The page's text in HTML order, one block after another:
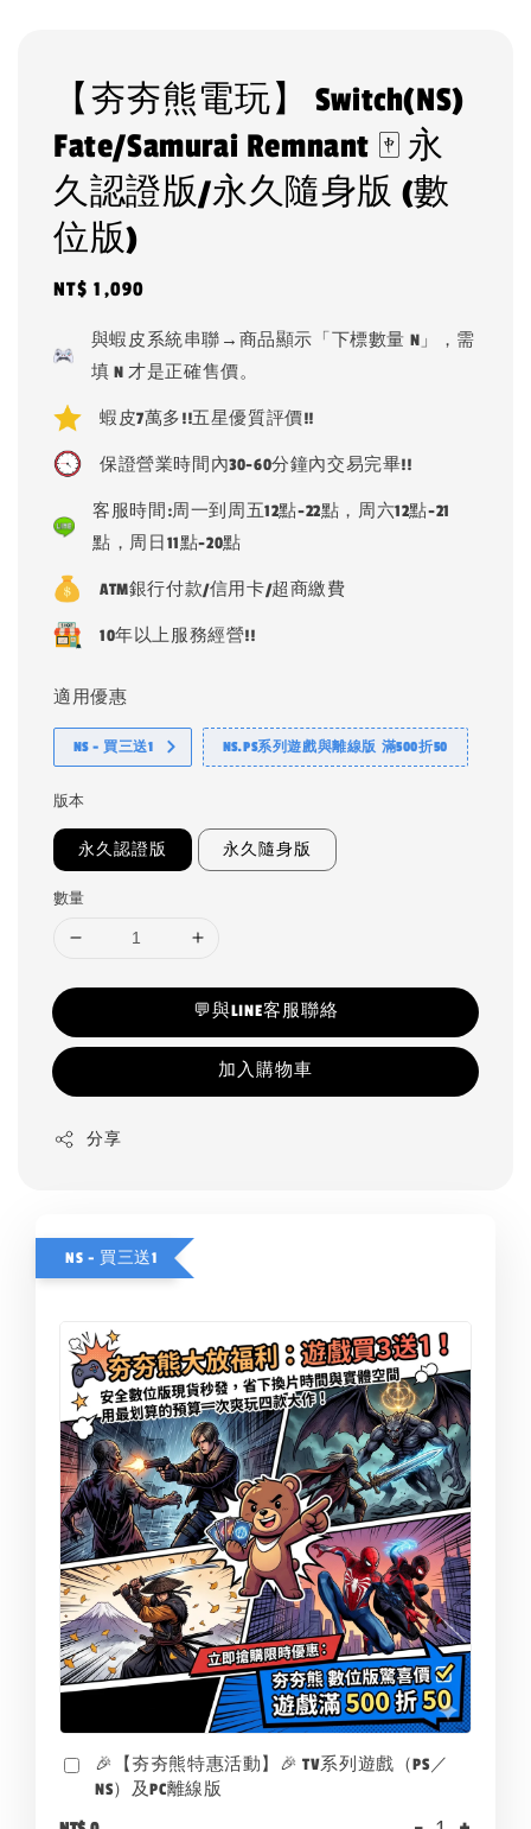
【夯夯熊電玩】 Switch(NS)
Fate/Samurai Remnant 🀄 永
久認證版/永久隨身版 (數
位版)
Regular
NT$ 1,090
與蝦皮系統串聯→商品顯示「下標數量 N」，需
填 N 才是正確售價。
蝦皮7萬多!!五星優質評價!!
保證營業時間內30-60分鐘內交易完畢!!
客服時間:周一到周五12點-22點，周六12點-21
點，周日11點-20點
ATM銀行付款/信用卡/超商繳費
10年以上服務經營!!
適用優惠
NS - 買三送1 NS.PS系列遊戲與離線版 滿500折50
版本
永久認證版 永久隨身版
數量
💬與LINE客服聯絡
加入購物車
分享
NS - 買三送1
🎉【夯夯熊特惠活動】🎉 TV系列遊戲（PS／
NS）及PC離線版